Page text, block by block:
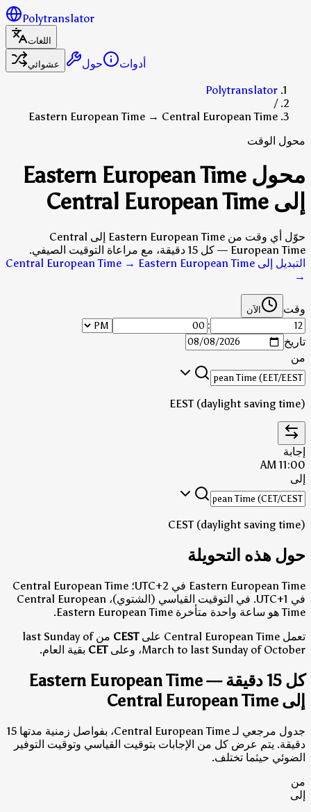
Polytranslator
اللغات
عشوائي
أدوات
حول
Polytranslator
/
Eastern European Time → Central European Time
محول الوقت
محول Eastern European Time
إلى Central European Time
حوّل أي وقت من Eastern European Time إلى Central
European Time — كل 15 دقيقة، مع مراعاة التوقيت الصيفي.
التبديل إلى Central European Time → Eastern European Time
→
وقت الآن
:
تاريخ
من
EEST (daylight saving time)
إجابة
11:00 AM
إلى
CEST (daylight saving time)
حول هذه التحويلة
Eastern European Time في UTC+2؛ Central European Time
في UTC+1.
في التوقيت القياسي (الشتوي)، Central European
Time هو ساعة واحدة متأخرة Eastern European Time.
تعمل Central European Time على
CEST
من last Sunday of
March to last Sunday of October، وعلى
CET بقية العام.
كل 15 دقيقة — Eastern European Time
إلى Central European Time
جدول مرجعي لـ Central European Time، بفواصل زمنية مدتها 15
دقيقة. يتم عرض كل من الإجابات بتوقيت القياسي وتوقيت التوفير
الضوئي حيثما تختلف.
من
إلى